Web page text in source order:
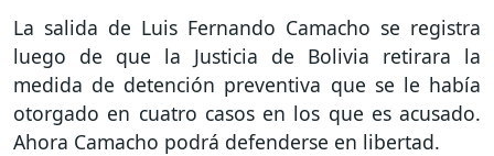
La salida de Luis Fernando Camacho se registra
luego de que la Justicia de Bolivia retirara la
medida de detención preventiva que se le había
otorgado en cuatro casos en los que es acusado.
Ahora Camacho podrá defenderse en libertad.